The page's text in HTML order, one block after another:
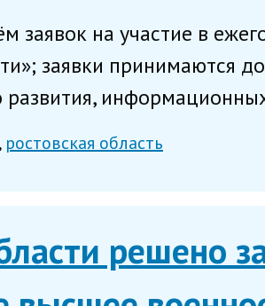
заявок на участие в
заявки принимаются
ростовская область
решено